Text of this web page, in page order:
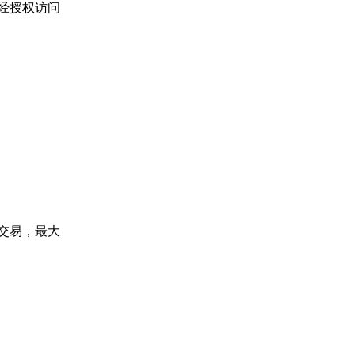
授权访问
易，最大